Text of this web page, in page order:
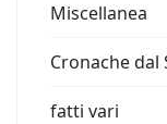
Miscellanea
Cronache dal
fatti vari